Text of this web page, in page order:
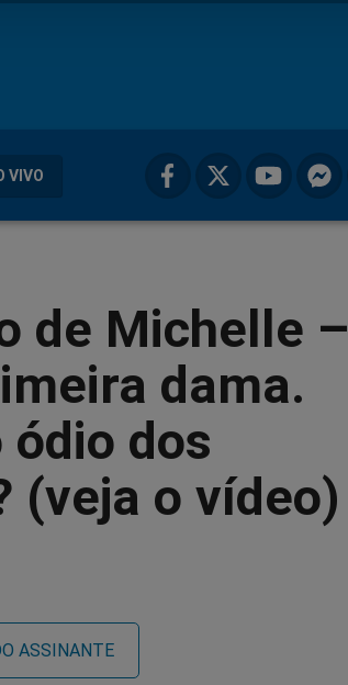
VIVO
de Michelle –
dama.
dos
(veja o vídeo)
ASSINANTE